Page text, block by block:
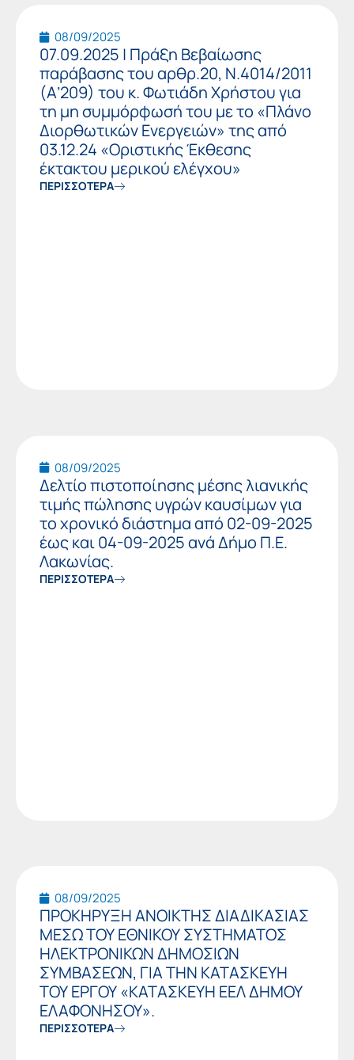
08/09/2025
07.09.2025 | Πράξη Βεβαίωσης
παράβασης του αρθρ.20, Ν.4014/2011
(Α’209) του κ. Φωτιάδη Χρήστου για
τη μη συμμόρφωσή του με το «Πλάνο
Διορθωτικών Ενεργειών» της από
03.12.24 «Οριστικής Έκθεσης
έκτακτου μερικού ελέγχου»
ΠΕΡΙΣΣΟΤΕΡΑ
08/09/2025
Δελτίο πιστοποίησης μέσης λιανικής
τιμής πώλησης υγρών καυσίμων για
το χρονικό διάστημα από 02-09-2025
έως και 04-09-2025 ανά Δήμο Π.Ε.
Λακωνίας.
ΠΕΡΙΣΣΟΤΕΡΑ
08/09/2025
ΠΡΟΚΗΡΥΞΗ ΑΝΟΙΚΤΗΣ ΔΙΑΔΙΚΑΣΙΑΣ
ΜΕΣΩ ΤΟΥ ΕΘΝΙΚΟΥ ΣΥΣΤΗΜΑΤΟΣ
ΗΛΕΚΤΡΟΝΙΚΩΝ ΔΗΜΟΣΙΩΝ
ΣΥΜΒΑΣΕΩΝ, ΓΙΑ ΤΗΝ ΚΑΤΑΣΚΕΥΗ
ΤΟΥ ΕΡΓΟΥ «ΚΑΤΑΣΚΕΥΗ ΕΕΛ ΔΗΜΟΥ
ΕΛΑΦΟΝΗΣΟΥ».
ΠΕΡΙΣΣΟΤΕΡΑ